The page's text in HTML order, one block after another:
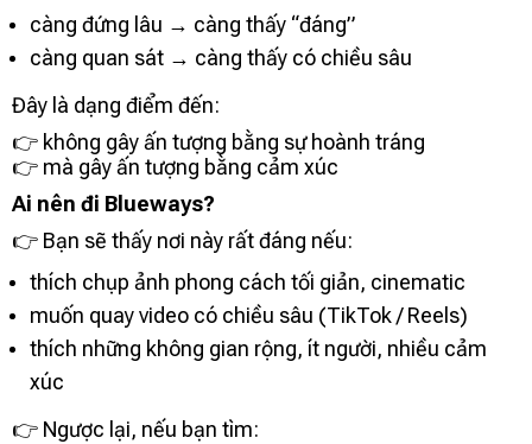
càng đứng lâu → càng thấy “đáng”
càng quan sát → càng thấy có chiều sâu
Đây là dạng điểm đến:
👉 không gây ấn tượng bằng sự hoành tráng
👉 mà gây ấn tượng bằng cảm xúc
Ai nên đi Blueways?
👉 Bạn sẽ thấy nơi này rất đáng nếu:
thích chụp ảnh phong cách tối giản, cinematic
muốn quay video có chiều sâu (TikTok / Reels)
thích những không gian rộng, ít người, nhiều cảm
xúc
👉 Ngược lại, nếu bạn tìm: